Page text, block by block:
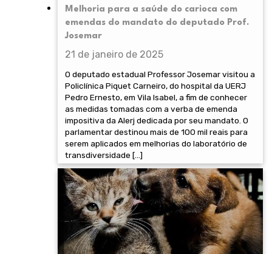
Melhoria para a saúde do carioca com
emendas do mandato do deputado Prof.
Josemar
21 de janeiro de 2025
O deputado estadual Professor Josemar visitou a
Policlínica Piquet Carneiro, do hospital da UERJ
Pedro Ernesto, em Vila Isabel, a fim de conhecer
as medidas tomadas com a verba de emenda
impositiva da Alerj dedicada por seu mandato. O
parlamentar destinou mais de 100 mil reais para
serem aplicados em melhorias do laboratório de
transdiversidade […]